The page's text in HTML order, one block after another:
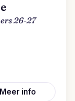
26-27
Meer info